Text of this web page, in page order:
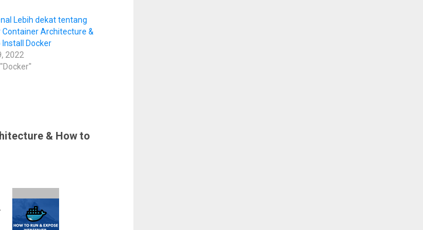
Lebih dekat tentang
Container Architecture &
Install Docker
2022
& How to